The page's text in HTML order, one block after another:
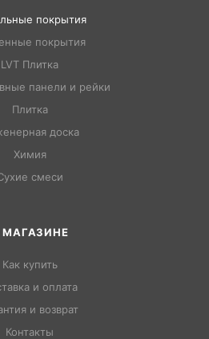
покрытия
покрытия
LVT Плитка
панели и рейки
Плитка
доска
Химия
смеси
МАГАЗИНЕ
Как купить
и оплата
и возврат
Контакты